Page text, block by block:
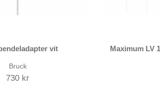
vit
Bruck
730 kr
Maximum LV